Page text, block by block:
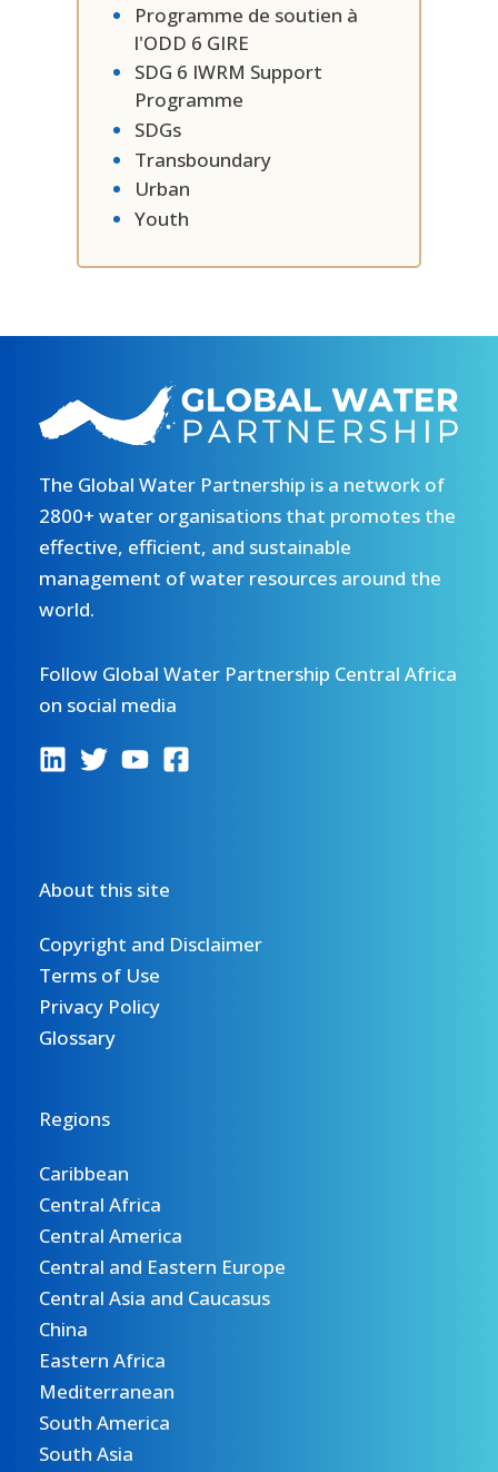
Programme de soutien à
l'ODD 6 GIRE
SDG 6 IWRM Support
Programme
SDGs
Transboundary
Urban
Youth
The Global Water Partnership is a network of
2800+ water organisations that promotes the
effective, efficient, and sustainable
management of water resources around the
world.
Follow Global Water Partnership Central Africa
on social media
About this site
Copyright and Disclaimer
Terms of Use
Privacy Policy
Glossary
Regions
Caribbean
Central Africa
Central America
Central and Eastern Europe
Central Asia and Caucasus
China
Eastern Africa
Mediterranean
South America
South Asia